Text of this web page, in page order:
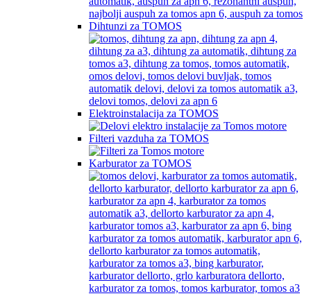
Dihtunzi za TOMOS
Elektroinstalacija za TOMOS
Filteri vazduha za TOMOS
Karburator za TOMOS